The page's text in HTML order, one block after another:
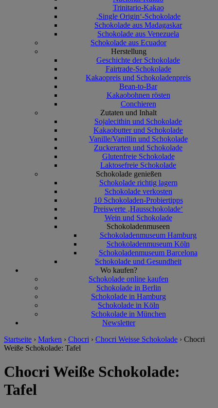
Trinitario-Kakao
‚Single Origin‘-Schokolade
Schokolade aus Madagaskar
Schokolade aus Venezuela
Schokolade aus Ecuador
Herstellung
Geschichte der Schokolade
Fairtrade-Schokolade
Kakaopreis und Schokoladenpreis
Bean-to-Bar
Kakaobohnen rösten
Conchieren
Zutaten und Inhalt
Sojalecithin und Schokolade
Kakaobutter und Schokolade
Vanille/Vanillin und Schokolade
Zuckerarten und Schokolade
Glutenfreie Schokolade
Laktosefreie Schokolade
Schokolade genießen
Schokolade richtig lagern
Schokolade verkosten
10 Schokoladen-Probiertipps
Preiswerte ‚Hausschokolade‘
Wein und Schokolade
Schokoladenmuseen
Schokoladenmuseum Hamburg
Schokoladenmuseum Köln
Schokoladenmuseum Barcelona
Schokolade und Gesundheit
Wo kaufen?
Schokolade online kaufen
Schokolade in Berlin
Schokolade in Hamburg
Schokolade in Köln
Schokolade in München
Newsletter
Startseite › Marken › Chocri › Chocri Weisse Schokolade › Chocri
Weiße Schokolade: Tafel
Chocri Weiße Schokolade:
Tafel